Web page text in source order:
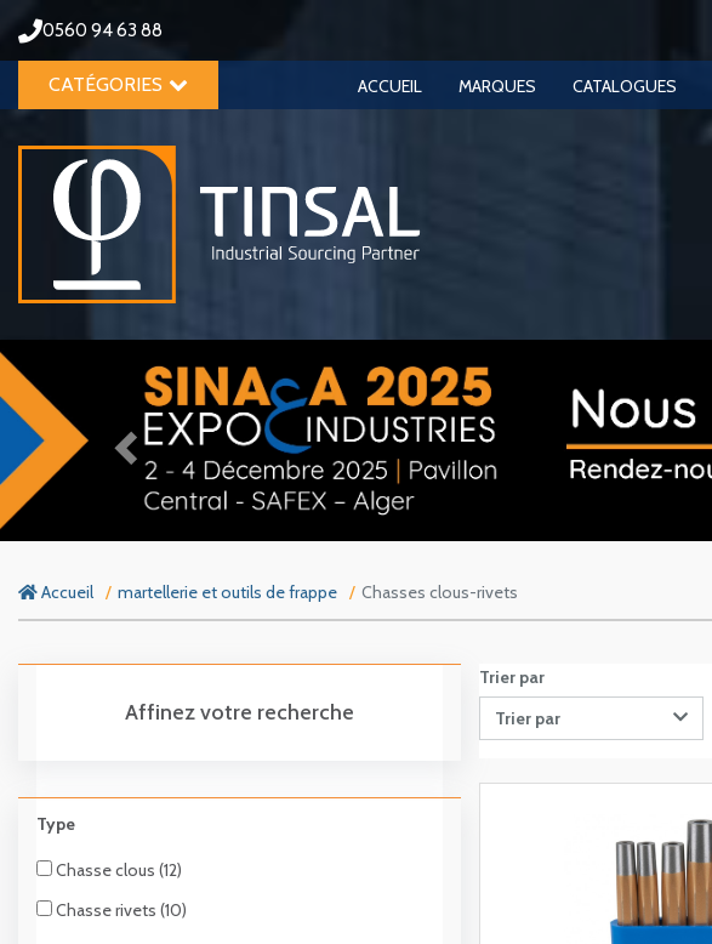
0560 94 63 88
CATÉGORIES ACCUEIL MARQUES CATALOGUES
Previous
Accueil martellerie et outils de frappe Chasses clous-rivets
Affinez votre recherche
Type
Chasse clous (12)
Chasse rivets (10)
Trier par
Trier par